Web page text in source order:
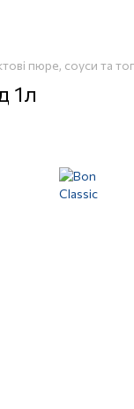
пюре, соуси та
1л